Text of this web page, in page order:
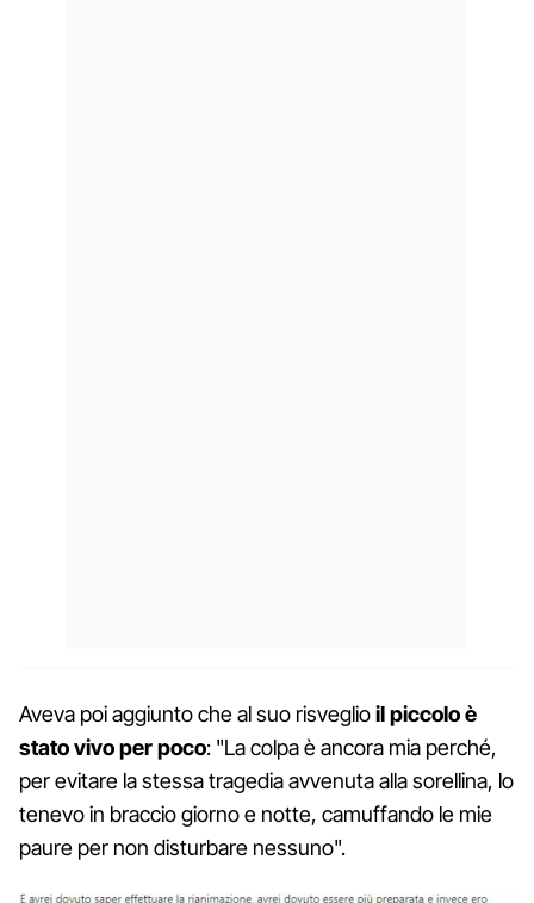
Aveva poi aggiunto che al suo risveglioil piccolo è
stato vivo per poco: "La colpa è ancora mia perché,
per evitare la stessa tragedia avvenuta alla sorellina, lo
tenevo in braccio giorno e notte, camuffando le mie
paure per non disturbare nessuno".